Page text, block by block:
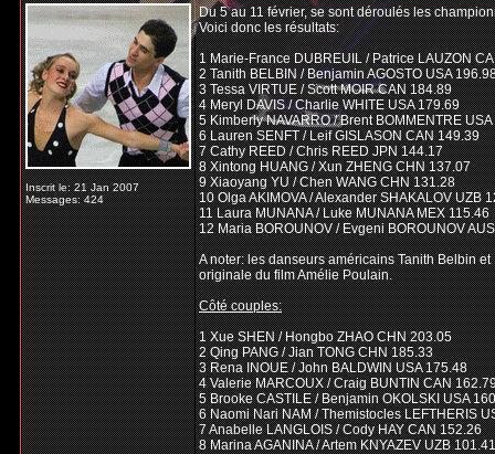
Inscrit le: 21 Jan 2007
Messages: 424
Du 5 au 11 février, se sont déroulés les
Voici donc les résultats:
1 Marie-France DUBREUIL / Patrice LAUZON
2 Tanith BELBIN / Benjamin AGOSTO USA
3 Tessa VIRTUE / Scott MOIR CAN 184.89
4 Meryl DAVIS / Charlie WHITE USA 179.69
5 Kimberly NAVARRO / Brent BOMMENTRE
6 Lauren SENFT / Leif GISLASON CAN 149.39
7 Cathy REED / Chris REED JPN 144.17
8 Xintong HUANG / Xun ZHENG CHN 137.07
9 Xiaoyang YU / Chen WANG CHN 131.28
10 Olga AKIMOVA / Alexander SHAKALOV UZB
11 Laura MUNANA / Luke MUNANA MEX 115.46
12 Maria BOROUNOV / Evgeni BOROUNOV
A noter: les danseurs américains Tanith Belbin
originale du film Amélie Poulain.
Côté couples:
1 Xue SHEN / Hongbo ZHAO CHN 203.05
2 Qing PANG / Jian TONG CHN 185.33
3 Rena INOUE / John BALDWIN USA 175.48
4 Valerie MARCOUX / Craig BUNTIN CAN
5 Brooke CASTILE / Benjamin OKOLSKI USA
6 Naomi Nari NAM / Themistocles LEFTHERIS
7 Anabelle LANGLOIS / Cody HAY CAN 152.26
8 Marina AGANINA / Artem KNYAZEV UZB 101.41